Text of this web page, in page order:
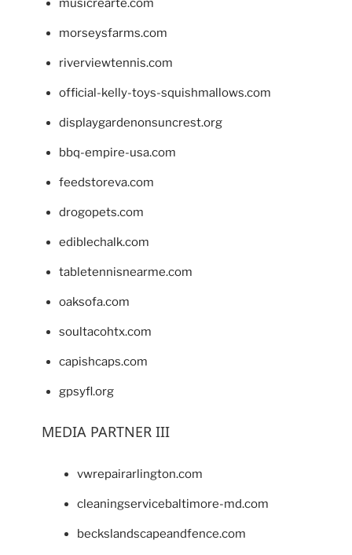
musicrearte.com
morseysfarms.com
riverviewtennis.com
official-kelly-toys-squishmallows.com
displaygardenonsuncrest.org
bbq-empire-usa.com
feedstoreva.com
drogopets.com
ediblechalk.com
tabletennisnearme.com
oaksofa.com
soultacohtx.com
capishcaps.com
gpsyfl.org
MEDIA PARTNER III
vwrepairarlington.com
cleaningservicebaltimore-md.com
beckslandscapeandfence.com